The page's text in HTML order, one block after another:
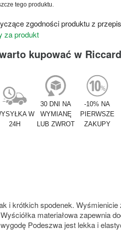
tego produktu.
zgodności produktu z
za produkt
kupować w
W
24H
30 DNI NA
WYMIANĘ
LUB ZWROT
-10% NA
PIERWSZE
ZAKUPY
i krótkich spodenek. Wyśmienicie
materiałowa zapewnia
Podeszwa jest lekka i